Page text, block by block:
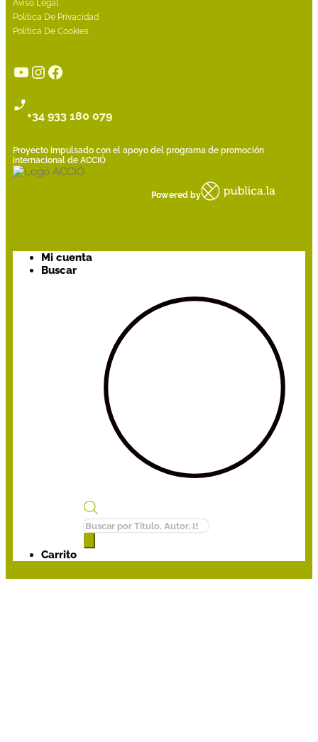
Aviso Legal
Política De Privacidad
Política De Cookies
YouTube
Instagram
Facebook
+34 933 180 079
Proyecto impulsado con el apoyo del programa de promoción
internacional de ACCIÓ
Powered by
Mi cuenta
Buscar
Búsqueda
de
Carrito